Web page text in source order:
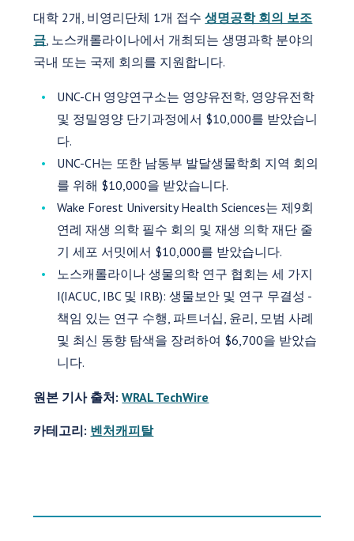
대학 2개, 비영리단체 1개 접수생명공학 회의 보조
금, 노스캐롤라이나에서 개최되는 생명과학 분야의
국내 또는 국제 회의를 지원합니다.
UNC-CH 영양연구소는 영양유전학, 영양유전학
및 정밀영양 단기과정에서 $10,000를 받았습니
다.
UNC-CH는 또한 남동부 발달생물학회 지역 회의
를 위해 $10,000을 받았습니다.
Wake Forest University Health Sciences는 제9회
연례 재생 의학 필수 회의 및 재생 의학 재단 줄
기 세포 서밋에서 $10,000를 받았습니다.
노스캐롤라이나 생물의학 연구 협회는 세 가지
I(IACUC, IBC 및 IRB): 생물보안 및 연구 무결성 -
책임 있는 연구 수행, 파트너십, 윤리, 모범 사례
및 최신 동향 탐색을 장려하여 $6,700을 받았습
니다.
원본 기사 출처:WRAL TechWire
카테고리: 벤처캐피탈